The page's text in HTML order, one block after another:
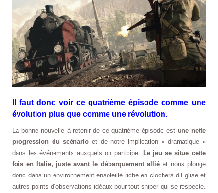
Il faut donc voir ce quatrième épisode comme une
évolution plus que comme une révolution.
La bonne nouvelle à retenir de ce quatrième épisode est une nette
progression du scénario et de notre implication « dramatique »
dans les événements auxquels on participe. Le jeu se situe cette
fois en Italie, juste avant le débarquement allié et nous plonge
donc dans un environnement ensoleillé riche en clochers d’Eglise et
autres points d’observations idéaux pour tout sniper qui se respecte.